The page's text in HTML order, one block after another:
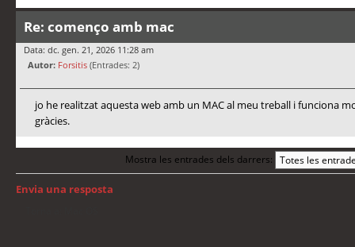
Re: començo amb mac
Data: dc. gen. 21, 2026 11:28 am
Autor: Forsitis (Entrades: 2)
jo he realitzat aquesta web amb un MAC al meu treball i funciona
gràcies.
Mostra les entrades dels darrers:
Envia una resposta